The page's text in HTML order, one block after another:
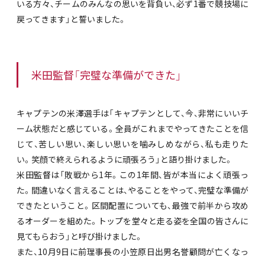
いる方々、チームのみんなの思いを背負い、必ず1番で競技場に
戻ってきます」と誓いました。
米田監督「完璧な準備ができた」
キャプテンの米澤選手は「キャプテンとして、今、非常にいいチ
ーム状態だと感じている。全員がこれまでやってきたことを信
じて、苦しい思い、楽しい思いを噛みしめながら、私も走りた
い。笑顔で終えられるように頑張ろう」と語り掛けました。
米田監督は「敗戦から1年。この1年間、皆が本当によく頑張っ
た。間違いなく言えることは、やることをやって、完璧な準備が
できたということ。区間配置についても、最強で前半から攻め
るオーダーを組めた。トップを堂々と走る姿を全国の皆さんに
見てもらおう」と呼び掛けました。
また、10月9日に前理事長の小笠原日出男名誉顧問が亡くなっ